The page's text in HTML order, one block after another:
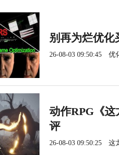
别再为烂优化
26-08-03 09:50:45 优
动作RPG《这
评
26-08-03 09:50:25 这